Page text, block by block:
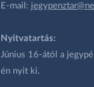
E-mail:
Nyitvatartás:
Június 16-ától a
én nyit ki.